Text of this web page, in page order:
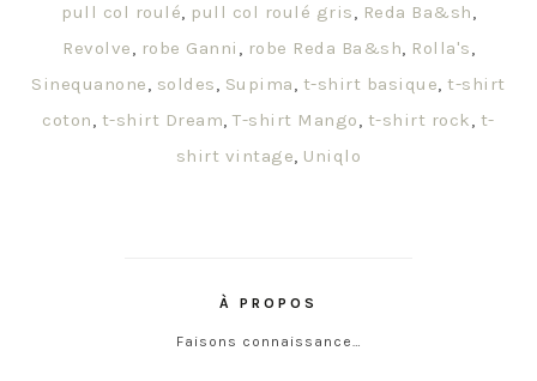
pull col roulé, pull col roulé gris, Reda Ba&sh,
Revolve, robe Ganni , robe Reda Ba&sh, Rolla's,
Sinequanone, soldes, Supima, t-shirt basique,t-shirt
coton, t-shirt Dream,T-shirt Mango, t-shirt rock, t-
shirt vintage, Uniqlo
À PROPOS
Faisons connaissance…